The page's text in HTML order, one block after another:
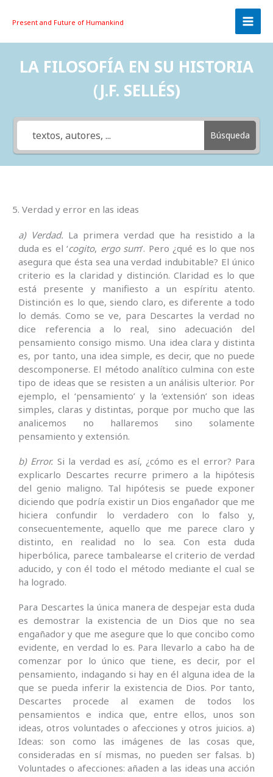
Present and Future of Humankind
LA FILOSOFÍA EN SU HISTORIA
(J.F. SELLÉS)
Búsqueda
5. Verdad y error en las ideas
a) Verdad. La primera verdad que ha resistido a la
duda es el ‘cogito, ergo sum’. Pero ¿qué es lo que nos
asegura que ésta sea una verdad indubitable? El único
criterio es la claridad y distinción. Claridad es lo que
está presente y manifiesto a un espíritu atento.
Distinción es lo que, siendo claro, es diferente a todo
lo demás. Como se ve, para Descartes la verdad no
dice referencia a lo real, sino adecuación del
pensamiento consigo mismo. Una idea clara y distinta
es, por tanto, una idea simple, es decir, que no puede
descomponerse. El método analítico culmina con este
tipo de ideas que se resisten a un análisis ulterior. Por
ejemplo, el ‘pensamiento’ y la ‘extensión’ son ideas
simples, claras y distintas, porque por mucho que las
analicemos no hallaremos sino solamente
pensamiento y extensión.
b) Error. Si la verdad es así, ¿cómo es el error? Para
explicarlo Descartes recurre primero a la hipótesis
del genio maligno. Tal hipótesis se puede exponer
diciendo que podría existir un Dios engañador que me
hiciera confundir lo verdadero con lo falso y,
consecuentemente, aquello que me parece claro y
distinto, en realidad no lo sea. Con esta duda
hiperbólica, parece tambalearse el criterio de verdad
aducido, y con él todo el método mediante el cual se
ha logrado.
Para Descartes la única manera de despejar esta duda
es demostrar la existencia de un Dios que no sea
engañador y que me asegure que lo que concibo como
evidente, en verdad lo es. Para llevarlo a cabo ha de
comenzar por lo único que tiene, es decir, por el
pensamiento, indagando si hay en él alguna idea de la
que se pueda inferir la existencia de Dios. Por tanto,
Descartes procede al examen de todos los
pensamientos e indica que, entre ellos, unos son
ideas, otros voluntades o afecciones y otros juicios. a)
Ideas: son como las imágenes de las cosas que,
consideradas en sí mismas, no pueden ser falsas. b)
Voluntades o afecciones: añaden a las ideas una acción